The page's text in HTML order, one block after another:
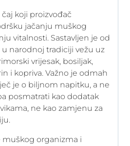
koji proizvođač
jačanju muškog
vitalnosti. Sastavljen je od
narodnoj tradiciji vežu uz
vrijesak, bosiljak,
i kopriva. Važno je odmah
je o biljnom napitku, a ne
posmatrati kao dodatak
ne kao zamjenu za
muškog organizma i